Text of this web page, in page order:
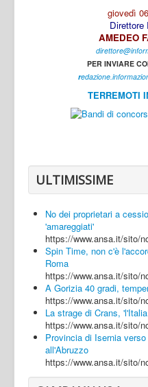
Caserta
Napoli
Salerno
Login
giovedì
Direttore
AMEDEO
PER INVIARE
r
TERREMOTI
ULTIMISSIME
No dei proprietari a
'amareggiati'
https://www.ansa.it/sito/
Spin Time, non c'è
Roma
https://www.ansa.it/sito/
A Gorizia 40 gradi,
https://www.ansa.it/sito/
La strage di Crans,
https://www.ansa.it/sito/
Provincia di Isernia
all'Abruzzo
https://www.ansa.it/sito/